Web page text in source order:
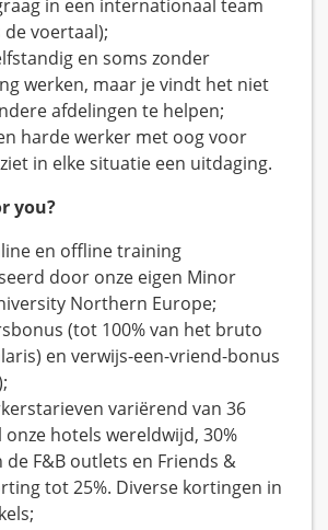
in een internationaal team
de voertaal);
en soms zonder
werken, maar je vindt het niet
afdelingen te helpen;
harde werker met oog voor
in elke situatie een uitdaging.
you?
en offline training
door onze eigen Minor
Northern Europe;
(tot 100% van het bruto
en verwijs-een-vriend-bonus
variërend van 36
onze hotels wereldwijd, 30%
F&B outlets en Friends &
tot 25%. Diverse kortingen in